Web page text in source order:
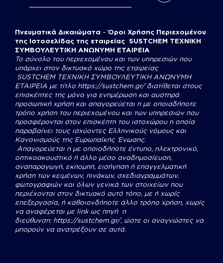
Πνευματικά Δικαιώματα –Όροι Χρήσης Περιεχομένου
της Ιστοσελίδας της εταιρείας SUSTCHEM ΤΕΧΝΙΚΗ
ΣΥΜΒΟΥΛΕΥΤΙΚΗ ΑΝΩΝΥΜΗ ΕΤΑΙΡΕΙΑ
Το σύνολο του περιεχομένου και των υπηρεσιών που
υπάρχει στον δικτυακό χώρο της εταιρείας
SUSTCHEM ΤΕΧΝΙΚΗ ΣΥΜΒΟΥΛΕΥΤΙΚΗ ΑΝΩΝΥΜΗ
ΕΤΑΙΡΕΙΑ με τίτλο https://sustchem.gr/διατίθεται στους
επισκέπτες της μόνο για ενημέρωση και αυστηρά
προσωπική χρήση και απαγορεύεται η με οποιαδήποτε
τρόπο χρήση του περιεχομένου και των υπηρεσιών που
προσφέρονται στον επισκέπτη του ιστοχώρου η οποία
παραβαίνει τους ισχύοντες Ελληνικούς νόμους και
Κανονισμούς της Ευρωπαϊκής Ένωσης.
Απαγορεύεται η με οποιοδήποτε έντυπο, ηλεκτρονικό,
οπτικοακουστικό ή άλλο μέσο αναδημοσίευση,
αναπαραγωγή, εκπομπή, εισήγηση ή επαγγελματική
χρήση των κειμένων, πινάκων, σχεδιαγραμμάτων,
φωτογραφιών και όλων γενικά των στοιχείων που
περιέχονται στον δικτυακό αυτό τόπο, με ή χωρίς
επεξεργασία, ή καθοιονδήποτε άλλο τρόπο χρήση, χωρίς
να αναφέρεται με link ως πηγή η
διεύθυνση: https://sustchem.gr/, ώστε οι αναγνώστες να
μπορούν να ανατρέξουν σε αυτά.